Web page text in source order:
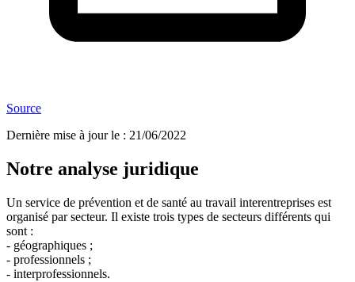
Source
Dernière mise à jour le : 21/06/2022
Notre analyse juridique
Un service de prévention et de santé au travail interentreprises est
organisé par secteur. Il existe trois types de secteurs différents qui
sont :
- géographiques ;
- professionnels ;
- interprofessionnels.